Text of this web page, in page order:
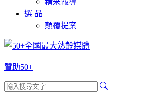
選 品
顛覆提案
贊助50+